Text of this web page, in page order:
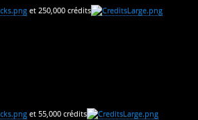
et 250,000 crédits
et 55,000 crédits